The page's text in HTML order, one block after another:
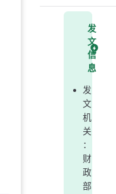
发
文
信
息
发
文
机
关
：
财
政
部